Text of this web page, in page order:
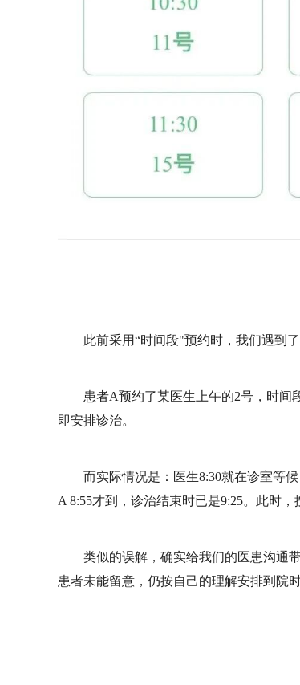
此前采用“时间段"预约时，我们遇到了
患者A预约了某医生上午的2号，时间
即安排诊治。
而实际情况是：医生8:30就在诊室等
A 8:55才到，诊治结束时已是9:25。此时
类似的误解，确实给我们的医患沟通
患者未能留意，仍按自己的理解安排到院时